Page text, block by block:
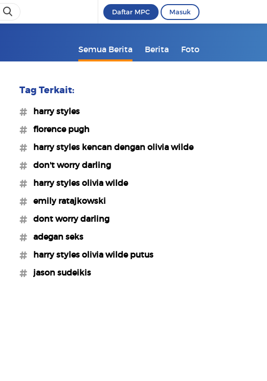
Daftar MPC Masuk
Semua Berita Berita Foto
Tag Terkait:
#harry styles
#florence pugh
#harry styles kencan dengan olivia wilde
#don't worry darling
#harry styles olivia wilde
#emily ratajkowski
#dont worry darling
#adegan seks
#harry styles olivia wilde putus
#jason sudeikis